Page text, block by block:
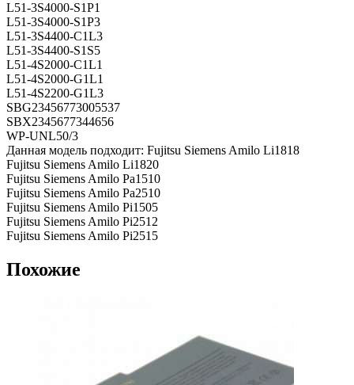
L51-3S4000-S1P1
L51-3S4000-S1P3
L51-3S4400-C1L3
L51-3S4400-S1S5
L51-4S2000-C1L1
L51-4S2000-G1L1
L51-4S2200-G1L3
SBG23456773005537
SBX2345677344656
WP-UNL50/3
Данная модель подходит: Fujitsu Siemens Amilo Li1818
Fujitsu Siemens Amilo Li1820
Fujitsu Siemens Amilo Pa1510
Fujitsu Siemens Amilo Pa2510
Fujitsu Siemens Amilo Pi1505
Fujitsu Siemens Amilo Pi2512
Fujitsu Siemens Amilo Pi2515
Похожие